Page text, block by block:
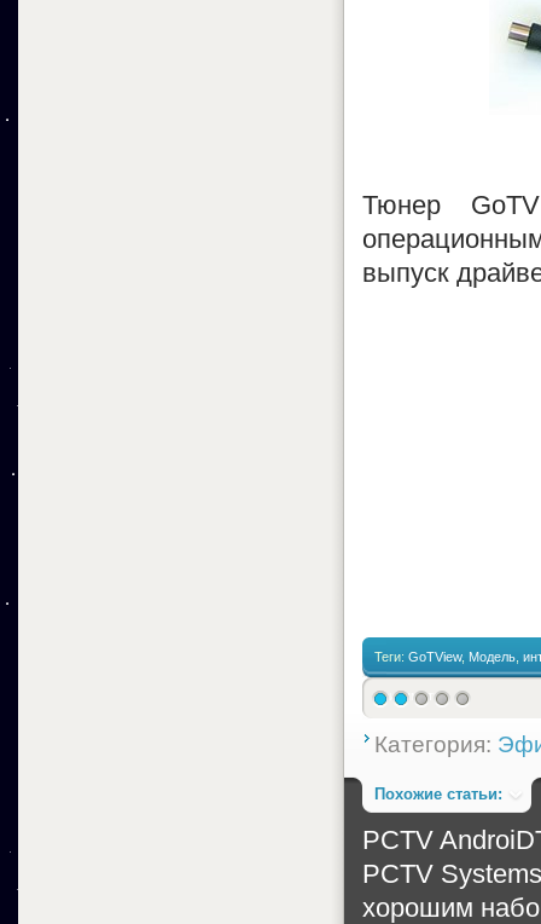
Тюнер
выпуск
Теги: GoTView, Модель,
принимать
Категория:
Похожие статьи:
PCTV
PCTV
хорошим